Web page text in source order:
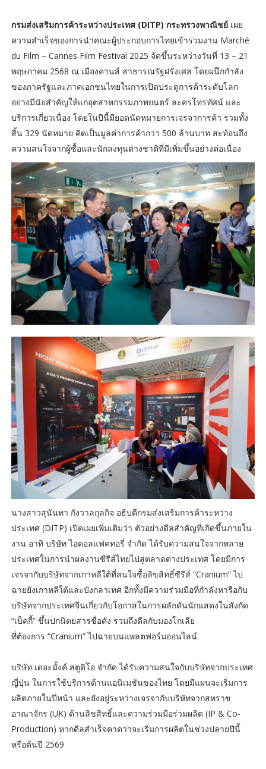
กรมส่งเสริมการค้าระหว่างประเทศ (DITP) กระทรวงพาณิชย์ เผย
ความสำเร็จของการนำคณะผู้ประกอบการไทยเข้าร่วมงาน Marché
du Film – Cannes Film Festival 2025 จัดขึ้นระหว่างวันที่ 13 – 21
พฤษภาคม 2568 ณ เมืองคานส์ สาธารณรัฐฝรั่งเศส โดยผนึกกำลัง
ของภาครัฐและภาคเอกชนไทยในการเปิดประตูการค้าระดับโลก
อย่างมีนัยสำคัญให้แก่อุตสาหกรรมภาพยนตร์ ละครโทรทัศน์ และ
บริการเกี่ยวเนื่อง โดยในปีนี้มียอดนัดหมายการเจรจาการค้า รวมทั้ง
สิ้น 329 นัดหมาย คิดเป็นมูลค่าการค้ากว่า 500 ล้านบาท สะท้อนถึง
ความสนใจจากผู้ซื้อและนักลงทุนต่างชาติที่มีเพิ่มขึ้นอย่างต่อเนื่อง
นางสาวสุนันทา กังวาลกุลกิจ อธิบดีกรมส่งเสริมการค้าระหว่าง
ประเทศ (DITP) เปิดเผยเพิ่มเติมว่า ตัวอย่างดีลสำคัญที่เกิดขึ้นภายใน
งาน อาทิ บริษัท ไอดอลแฟคทอรี่ จำกัด ได้รับความสนใจจากหลาย
ประเทศในการนำผลงานซีรีส์ไทยไปสู่ตลาดต่างประเทศ โดยมีการ
เจรจากับบริษัทจากเกาหลีใต้ที่สนใจซื้อลิขสิทธิ์ซีรีส์ “Cranium” ไป
ฉายยังเกาหลีใต้และบังกลาเทศ อีกทั้งมีความร่วมมือที่กำลังหารือกับ
บริษัทจากประเทศจีนเกี่ยวกับโอกาสในการผลักดันนักแสดงในสังกัด
“เบ็คกี้” ขึ้นปกนิตยสารชื่อดัง รวมถึงดีลกับมองโกเลีย
ที่ต้องการ “Cranium” ไปฉายบนแพลตฟอร์มออนไลน์
บริษัท เดอะมั้งค์ สตูดิโอ จำกัด ได้รับความสนใจกับบริษัทจากประเทศ
ญี่ปุ่น ในการใช้บริการด้านแอนิเมชันของไทย โดยมีแผนจะเริ่มการ
ผลิตภายในปีหน้า และยังอยู่ระหว่างเจรจากับบริษัทจากสหราช
อาณาจักร (UK) ด้านลิขสิทธิ์และความร่วมมือร่วมผลิต (IP & Co-
Production) หากดีลสำเร็จคาดว่าจะเริ่มการผลิตในช่วงปลายปีนี้
หรือต้นปี 2569